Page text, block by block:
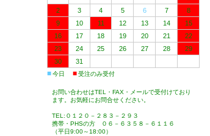
2
3 4 5 6 7
8
9
10 11 12 13 14
15
16
17 18 19 20 21
22
23
24 25 26 27 28
29
30
31
■今日 ■受注のみ受付
お問い合わせはTEL・FAX・メールで受付けており
ます。お気軽にお問合せください。
TEL:０１２０－２８３－２９３
携帯・PHSの方 ０６－６３５８－６１１６
（平日9:00～18:00）